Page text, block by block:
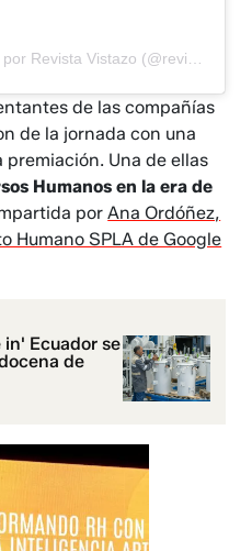
de las compañías
de la jornada con una
premiación. Una de ellas
Humanos en la era de
porAna Ordóñez,
Humano SPLA de Google
in' Ecuador se
de